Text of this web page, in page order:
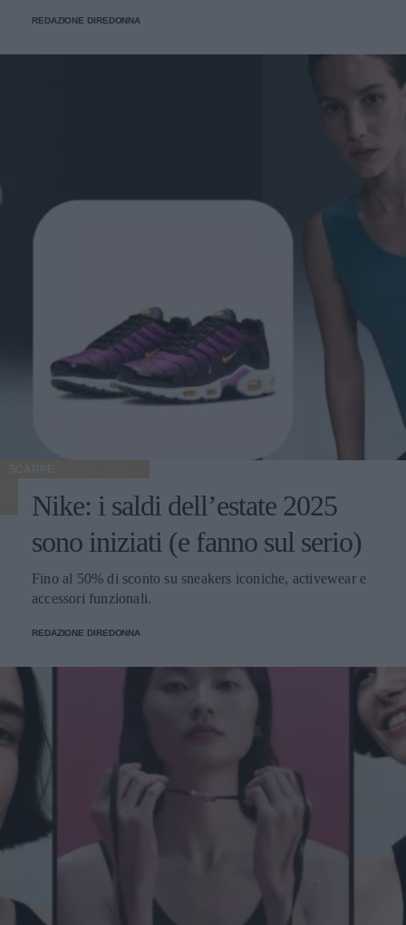
REDAZIONE DIREDONNA
SCARPE
Nike: i saldi dell’estate 2025
sono iniziati (e fanno sul serio)
Fino al 50% di sconto su sneakers iconiche, activewear e
accessori funzionali.
REDAZIONE DIREDONNA